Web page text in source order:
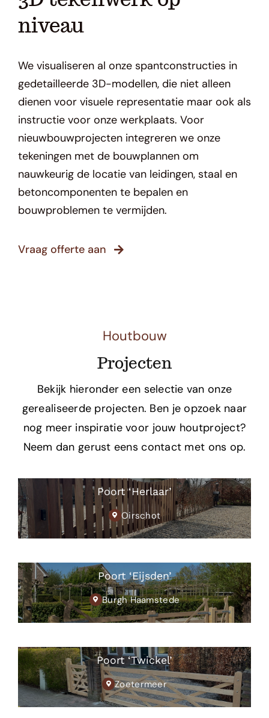
niveau
We visualiseren al onze spantconstructies in
gedetailleerde 3D-modellen, die niet alleen
dienen voor visuele representatie maar ook als
instructie voor onze werkplaats. Voor
nieuwbouwprojecten integreren we onze
tekeningen met de bouwplannen om
nauwkeurig de locatie van leidingen, staal en
betoncomponenten te bepalen en
bouwproblemen te vermijden.
Vraag offerte aan
Houtbouw
Projecten
Bekijk hieronder een selectie van onze
gerealiseerde projecten. Ben je opzoek naar
nog meer inspiratie voor jouw houtproject?
Neem dan gerust eens contact met ons op.
Poort ‘Herlaar’
Oirschot
Poort ‘Eijsden’
Burgh Haamstede
Poort ‘Twickel’
Zoetermeer